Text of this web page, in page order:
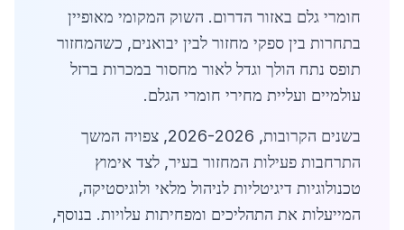
חומרי גלם באזור הדרום. השוק המקומי מאופיין
בתחרות בין ספקי מחזור לבין יבואנים, כשהמחזור
תופס נתח הולך וגדל לאור מחסור במכרות ברזל
עולמיים ועליית מחירי חומרי הגלם.
בשנים הקרובות, 2026-2026, צפויה המשך
התרחבות פעילות המחזור בעיר, לצד אימוץ
טכנולוגיות דיגיטליות לניהול מלאי ולוגיסטיקה,
המייעלות את התהליכים ומפחיתות עלויות. בנוסף,